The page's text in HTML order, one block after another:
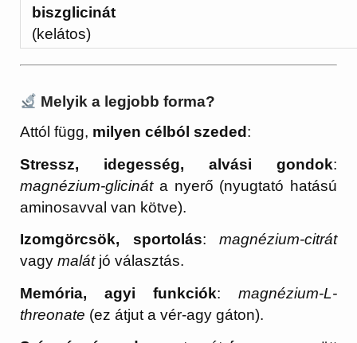
biszglicinát
(kelátos)
Melyik a legjobb forma?
Attól függ, milyen célból szeded :
Stressz, idegesség, alvási gondok:
magnézium-glicináta nyerő (nyugtató hatású
aminosavval van kötve).
Izomgörcsök, sportolás: magnézium-citrát
vagymalátjó választás.
Memória, agyi funkciók: magnézium-L-
threonate (ez átjut a vér-agy gáton).